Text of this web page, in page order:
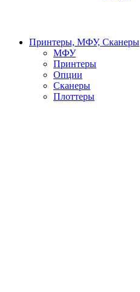
Принтеры, МФУ, Сканеры
МФУ
Принтеры
Опции
Сканеры
Плоттеры